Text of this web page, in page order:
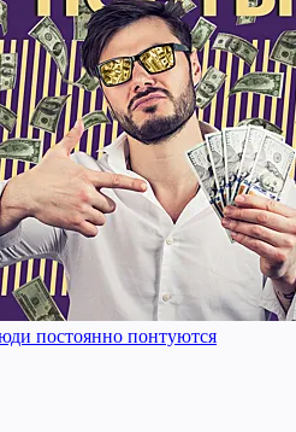
постоянно понтуются